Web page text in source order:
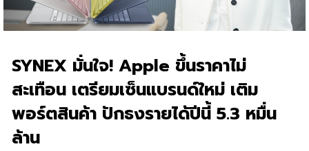
SYNEX มั่นใจ! Apple ขึ้นราคาไม่
สะเทือน เตรียมเซ็นแบรนด์ใหม่ เติม
พอร์ตสินค้า ปักธงรายได้ปีนี้ 5.3 หมื่น
ล้าน